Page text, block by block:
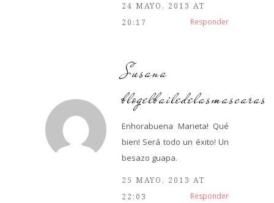
24 MAYO, 2013 AT
20:17
Responder
Susana
blogelbailedelasmascaras
Enhorabuena Marieta! Qué
bien! Será todo un éxito! Un
besazo guapa.
25 MAYO, 2013 AT
22:03
Responder